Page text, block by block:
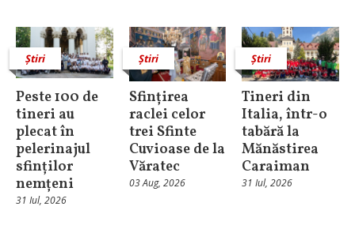
Știri
Peste 100 de
tineri au
plecat în
pelerinajul
sfinților
nemțeni
31 Iul, 2026
Știri
Sfințirea
raclei celor
trei Sfinte
Cuvioase de la
Văratec
03 Aug, 2026
Știri
Tineri din
Italia, într-o
tabără la
Mănăstirea
Caraiman
31 Iul, 2026